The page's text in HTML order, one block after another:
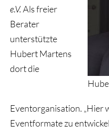
e.V.Als freier
Berater
unterstützte
Hubert Martens
dort die
Eventorganisation. „Hier
Eventformate zu